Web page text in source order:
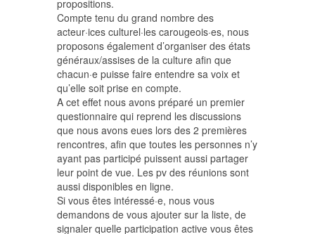
propositions.
Compte tenu du grand nombre des
acteur·ices culturel·les carougeois·es, nous
proposons également d’organiser des états
généraux/assises de la culture afin que
chacun·e puisse faire entendre sa voix et
qu’elle soit prise en compte.
A cet effet nous avons préparé un premier
questionnaire qui reprend les discussions
que nous avons eues lors des 2 premières
rencontres, afin que toutes les personnes n’y
ayant pas participé puissent aussi partager
leur point de vue. Les pv des réunions sont
aussi disponibles en ligne.
Si vous êtes intéressé·e, nous vous
demandons de vous ajouter sur la liste, de
signaler quelle participation active vous êtes